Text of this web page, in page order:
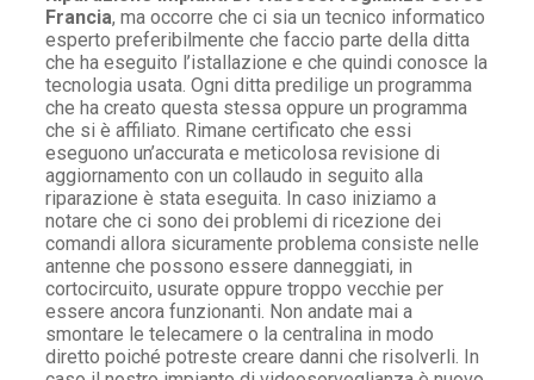
Francia, ma occorre che ci sia un tecnico informatico
esperto preferibilmente che faccio parte della ditta
che ha eseguito l’istallazione e che quindi conosce la
tecnologia usata. Ogni ditta predilige un programma
che ha creato questa stessa oppure un programma
che si è affiliato. Rimane certificato che essi
eseguono un’accurata e meticolosa revisione di
aggiornamento con un collaudo in seguito alla
riparazione è stata eseguita. In caso iniziamo a
notare che ci sono dei problemi di ricezione dei
comandi allora sicuramente problema consiste nelle
antenne che possono essere danneggiati, in
cortocircuito, usurate oppure troppo vecchie per
essere ancora funzionanti. Non andate mai a
smontare le telecamere o la centralina in modo
diretto poiché potreste creare danni che risolverli. In